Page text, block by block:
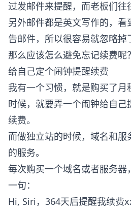
过发邮件来提醒，而老板们往
另外邮件都是英文写作的，
告邮件，所以很容易就忽略掉
那么应该怎么避免忘记续费呢？
给自己定个闹钟提醒续费
我有一个习惯，就是购买了
时候，就要弄一个闹钟给自
续费。
而做独立站的时候，域名和
的服务。
每次购买一个域名或者服务
一句：
Hi, Siri，364天后提醒我续费